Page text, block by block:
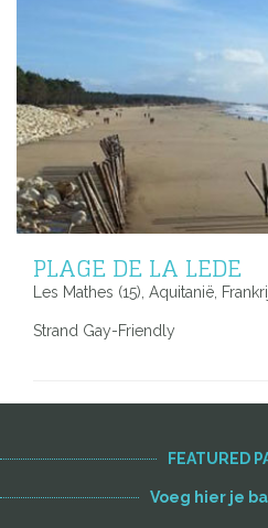
PLAGE DE LA LEDE
Les Mathes (15), Aquitanië,
Strand Gay-Friendly
FEATURED
Voeg hier je